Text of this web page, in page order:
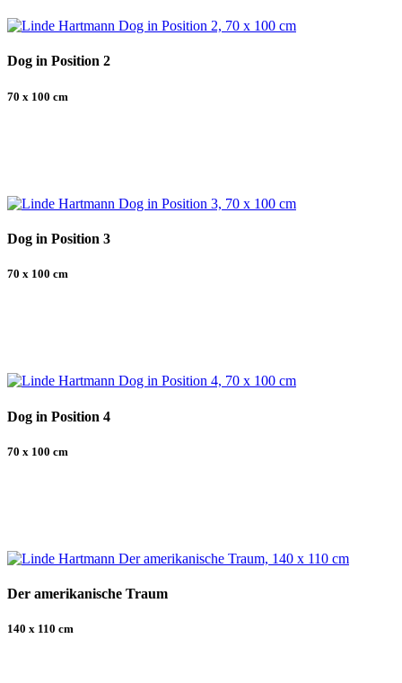
Dog in Position 2
70 x 100 cm
Dog in Position 3
70 x 100 cm
Dog in Position 4
70 x 100 cm
Der amerikanische Traum
140 x 110 cm